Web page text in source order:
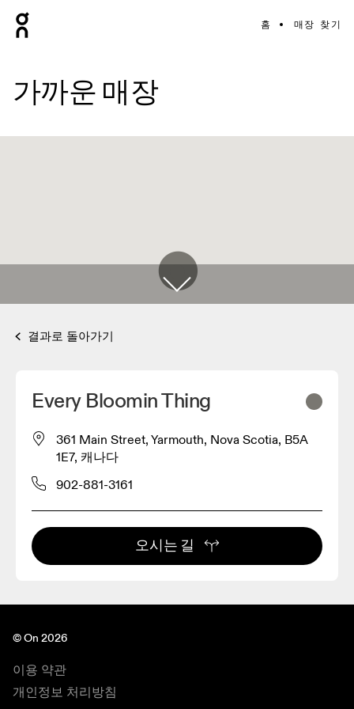
홈 매장 찾기
가까운 매장
결과로 돌아가기
Every Bloomin Thing
361 Main Street, Yarmouth, Nova Scotia, B5A
1E7, 캐나다
902-881-3161
오시는 길
© On 2026
이용 약관
개인정보 처리방침